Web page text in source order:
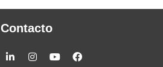
Contacto
Linkedin-
in
Instagram
YoutubeFacebook